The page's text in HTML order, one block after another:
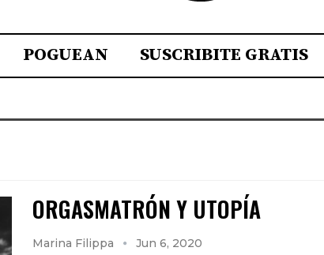
POGUEAN SUSCRIBITE GRATIS
ORGASMATRÓN Y UTOPÍA
Marina Filippa
Jun 6, 2020